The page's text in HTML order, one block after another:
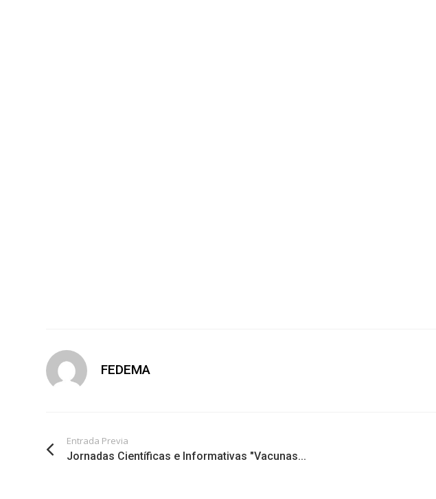
FEDEMA
Entrada Previa
Jornadas Científicas e Informativas "Vacunas...